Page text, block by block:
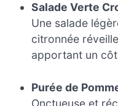
Salade Verte
Une salade
citronnée
apportant un
Purée de
Onctueuse et